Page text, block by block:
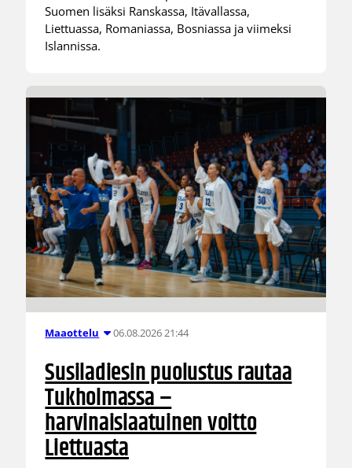
Suomen lisäksi Ranskassa, Itävallassa,
Liettuassa, Romaniassa, Bosniassa ja viimeksi
Islannissa.
Maaottelu 06.08.2026 21:44
Susiladiesin puolustus rautaa
Tukholmassa –
harvinaislaatuinen voitto
Liettuasta